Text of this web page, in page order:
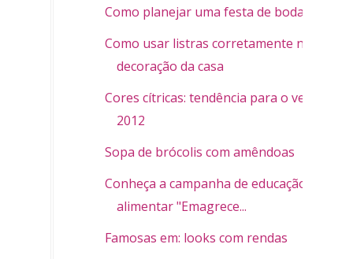
Como planejar uma festa de bodas
Como usar listras corretamente na
decoração da casa
Cores cítricas: tendência para o verão
2012
Sopa de brócolis com amêndoas
Conheça a campanha de educação
alimentar "Emagrece...
Famosas em: looks com rendas